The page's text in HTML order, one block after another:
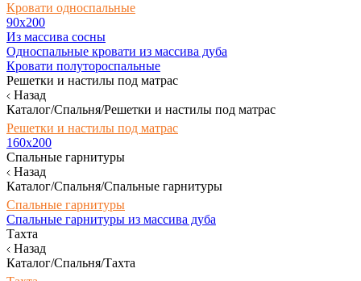
Кровати односпальные
90х200
Из массива сосны
Односпальные кровати из массива дуба
Кровати полутороспальные
Решетки и настилы под матрас
Назад
Каталог/Спальня/Решетки и настилы под матрас
Решетки и настилы под матрас
160х200
Спальные гарнитуры
Назад
Каталог/Спальня/Спальные гарнитуры
Спальные гарнитуры
Спальные гарнитуры из массива дуба
Тахта
Назад
Каталог/Спальня/Тахта